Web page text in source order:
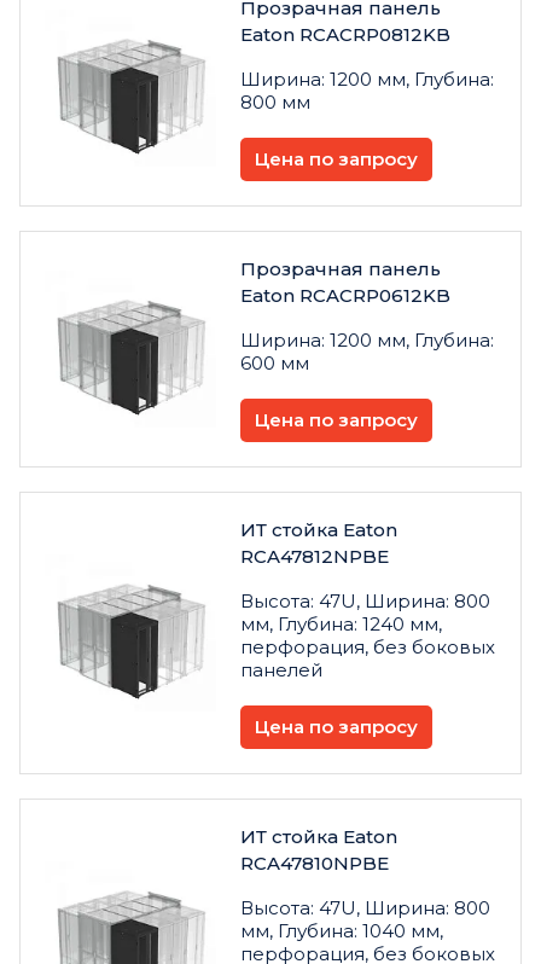
Прозрачная панель
Eaton RCACRP0812KB
Ширина: 1200 мм, Глубина:
800 мм
Цена по запросу
Прозрачная панель
Eaton RCACRP0612KB
Ширина: 1200 мм, Глубина:
600 мм
Цена по запросу
ИТ стойка Eaton
RCA47812NPBE
Высота: 47U, Ширина: 800
мм, Глубина: 1240 мм,
перфорация, без боковых
панелей
Цена по запросу
ИТ стойка Eaton
RCA47810NPBE
Высота: 47U, Ширина: 800
мм, Глубина: 1040 мм,
перфорация, без боковых